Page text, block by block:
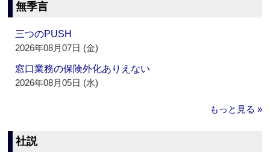
無季言
三つのPUSH
2026年08月07日 (金)
窓口業務の保険外化ありえない
2026年08月05日 (水)
もっと見る »
社説